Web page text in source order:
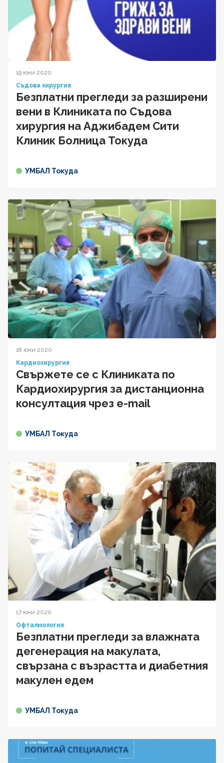
19 юни 2020
Съдова хирургия
Безплатни прегледи за разширени
вени в Клиниката по Съдова
хирургия на Аджибадем Сити
Клиник Болница Токуда
УМБАЛ Токуда
18 юни 2020
Кардиохирургия
Свържете се с Клиниката по
Кардиохирургия за дистанционна
консултация чрез e-mail
УМБАЛ Токуда
17 юни 2020
Офталмология
Безплатни прегледи за влажната
дегенерация на макулата,
свързана с възрастта и диабетния
макулен едем
УМБАЛ Токуда